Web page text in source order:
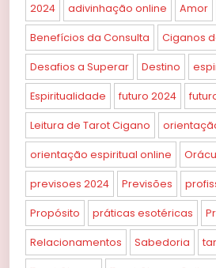
2024 adivinhação online Amor
Benefícios da Consulta Ciganos
Desafios a Superar Destino
Espiritualidade futuro 2024
Leitura de Tarot Cigano
orientação espiritual online
previsoes 2024 Previsões
Propósito práticas esotéricas
Relacionamentos Sabedoria